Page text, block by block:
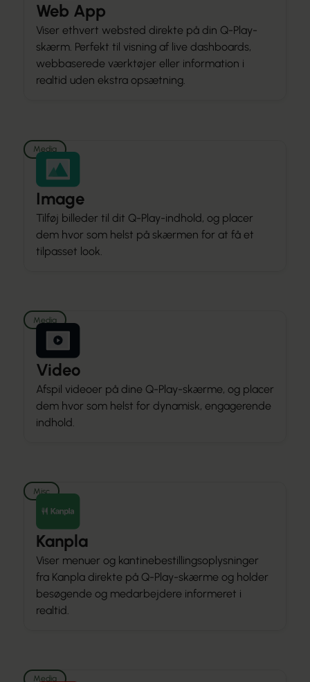
Web App
Viser ethvert websted direkte på din Q-Play-
skærm. Perfekt til visning af live dashboards,
webbaserede værktøjer eller information i
realtid uden ekstra opsætning.
Media
Image
Tilføj billeder til dit Q-Play-indhold, og placer
dem hvor som helst på skærmen for at få et
tilpasset look.
Media
Video
Afspil videoer på dine Q-Play-skærme, og placer
dem hvor som helst for dynamisk, engagerende
indhold.
Misc
Kanpla
Viser menuer og kantinebestillingsoplysninger
fra Kanpla direkte på Q-Play-skærme og holder
besøgende og medarbejdere informeret i
realtid.
Media